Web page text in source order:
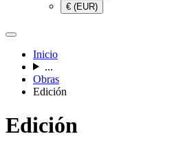
€ (EUR)
Inicio
...
Obras
Edición
Edición